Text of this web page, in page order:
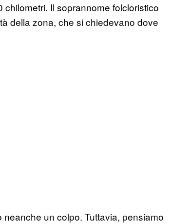
Il soprannome folcloristico
della zona, che si chiedevano dove
un colpo. Tuttavia, pensiamo